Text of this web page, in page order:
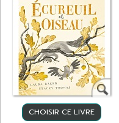
CHOISIR CE LIVRE